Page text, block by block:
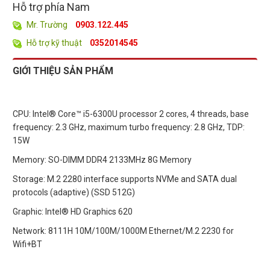
Hỗ trợ phía Nam
Mr. Trường
0903.122.445
Hỗ trợ kỹ thuật
0352014545
GIỚI THIỆU SẢN PHẨM
CPU: Intel® Core™ i5-6300U processor 2 cores, 4 threads, base
frequency: 2.3 GHz, maximum turbo frequency: 2.8 GHz, TDP:
15W
Memory: SO-DIMM DDR4 2133MHz 8G Memory
Storage: M.2 2280 interface supports NVMe and SATA dual
protocols (adaptive) (SSD 512G)
Graphic: Intel® HD Graphics 620
Network: 8111H 10M/100M/1000M Ethernet/M.2 2230 for
Wifi+BT